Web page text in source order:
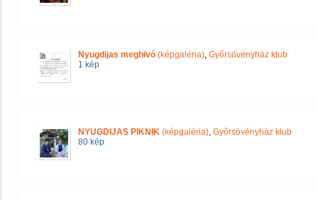
Nyugdijas meghivó (képgaléria), Győrsövényház klub
1 kép
NYUGDIJAS PIKNIK (képgaléria), Győrsövényház klub
80 kép